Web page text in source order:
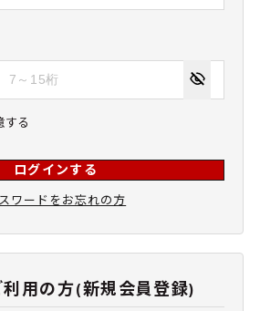
する
ログインする
ワードをお忘れの方
用の方(新規会員登録)